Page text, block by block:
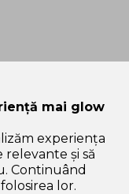
mai glow
experiența
relevante și să
Continuând
lor.